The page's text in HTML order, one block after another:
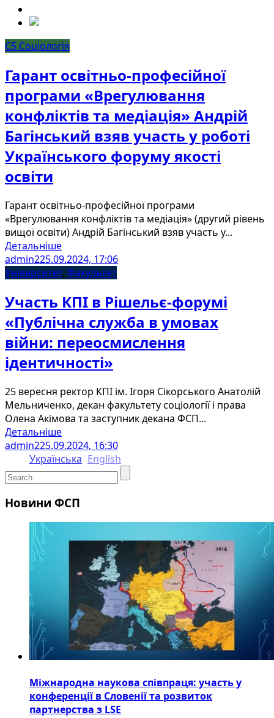
С5 Соціологія
Гарант освітньо-професійної
програми «Врегулювання
конфліктів та медіація» Андрій
Багінський взяв участь у роботі
Українського форуму якості
освіти
Гарант освітньо-професійної програми
«Врегулювання конфліктів та медіація» (другий рівень
вищої освіти) Андрій Багінський взяв участь у...
Детальніше
admin225.09.2024, 17:06
Університет, Факультет
Участь КПІ в Рішельє-форумі
«Публічна служба в умовах
війни: переосмислення
ідентичності»
25 вересня ректор КПІ ім. Ігоря Сікорського Анатолій
Мельниченко, декан факультету соціології і права
Олена Акімова та заступник декана ФСП...
Детальніше
admin225.09.2024, 16:30
Українська English
Новини ФСП
Міжнародна наукова співпраця: участь у
конференції в Словенії та розвиток
партнерства з LSE